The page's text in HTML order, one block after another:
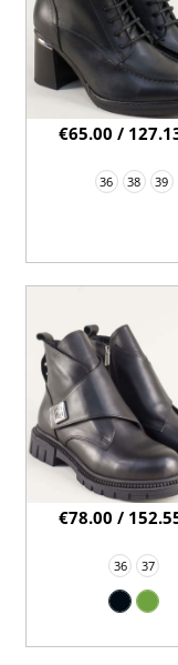
36 38 39
€65.00 /
36 37
€78.00 /